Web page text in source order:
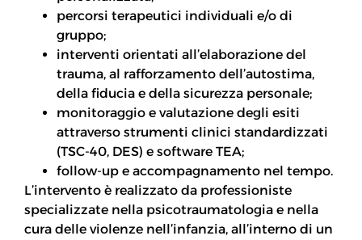
percorsi terapeutici individuali e/o di
gruppo;
interventi orientati all’elaborazione del
trauma, al rafforzamento dell’autostima,
della fiducia e della sicurezza personale;
monitoraggio e valutazione degli esiti
attraverso strumenti clinici standardizzati
(TSC-40, DES) e software TEA;
follow-up e accompagnamento nel tempo.
L’intervento è realizzato da professioniste
specializzate nella psicotraumatologia e nella
cura delle violenze nell’infanzia, all’interno di un